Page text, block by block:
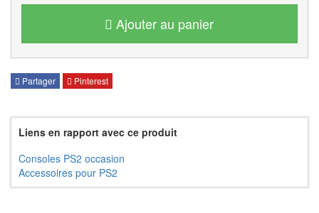
Ajouter au panier
Partager Pinterest
Liens en rapport avec ce produit
Consoles PS2 occasion
Accessoires pour PS2